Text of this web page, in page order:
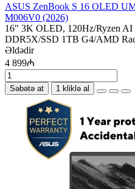
ASUS ZenBook S 16 OLED
M006V0 (2026)
16" 3K OLED, 120Hz/Ryzen
DDR5X/SSD 1TB G4/AMD
Əldədir
4 899₼
Səbətə at 1 kliklə al